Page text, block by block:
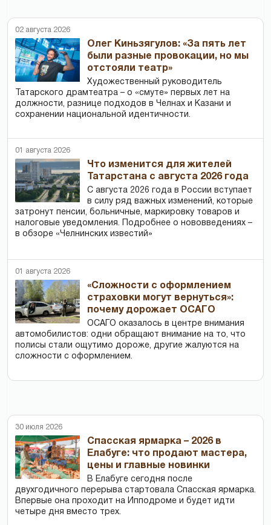
02 августа 2026
Олег Киньзягулов: «За пять лет
были разные провокации, но мы
отстояли театр»
Художественный руководитель
Татарского драмтеатра – о «смуте» первых лет на
должности, разнице подходов в Челнах и Казани и
сохранении национальной идентичности.
01 августа 2026
Что изменится для жителей
Татарстана с августа 2026 года
С августа 2026 года в России вступает
в силу ряд важных изменений, которые
затронут пенсии, больничные, маркировку товаров и
налоговые уведомления. Подробнее о нововведениях –
в обзоре «Челнинских известий»
01 августа 2026
«Сложности с оформлением
страховки могут вернуться»:
почему дорожает ОСАГО
ОСАГО оказалось в центре внимания
автомобилистов: одни обращают внимание на то, что
полисы стали ощутимо дороже, другие жалуются на
сложности с оформлением.
30 июля 2026
Спасская ярмарка – 2026 в
Елабуге: что продают мастера,
цены и главные новинки
В Елабуге сегодня после
двухгодичного перерыва стартовала Спасская ярмарка.
Впервые она проходит на Ипподроме и будет идти
четыре дня вместо трех.